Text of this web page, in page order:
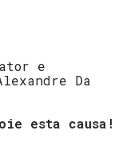
e
Da
esta causa!